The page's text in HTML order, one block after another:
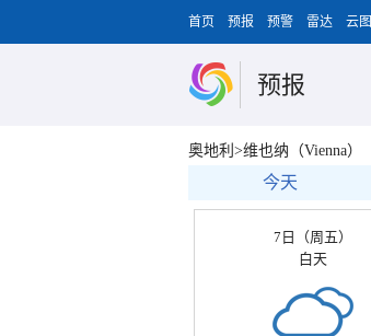
首页 预报 预警 雷达 云图
预报
奥地利>维也纳（Vienna）
今天
7日（周五）
白天